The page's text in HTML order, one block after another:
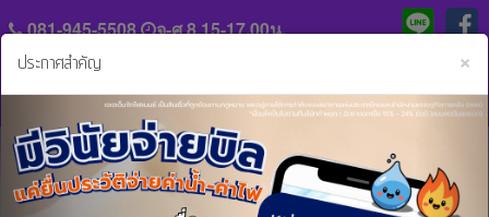
081-945-5508 จ-ศ 8.15-17.00น.
แจ้ง
หลัก
ฐาน
ประวัติ
ความ
เป็น
×
ประกาศสำคัญ
Previous